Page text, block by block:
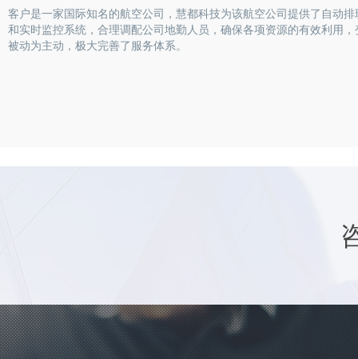
客户是一家国际知名的航空公司，慧都科技为该航空公司提供了自动排
和实时监控系统，合理调配公司地勤人员，确保各项资源的有效利用，
被动为主动，极大完善了服务体系。